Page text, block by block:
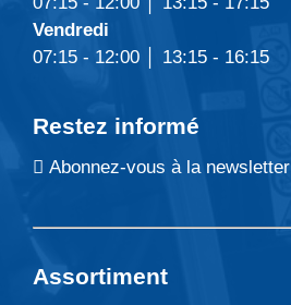
Vendredi
07:15 - 12:00 │ 13:15 - 16:15
Restez informé
Abonnez-vous à la newsletter
Assortiment